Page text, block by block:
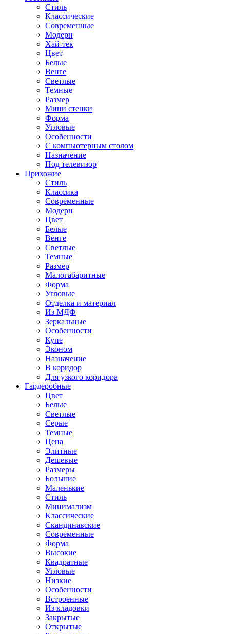
Стиль
Классические
Современные
Модерн
Хай-тек
Цвет
Белые
Венге
Светлые
Темные
Размер
Мини стенки
Форма
Угловые
Особенности
С компьютерным столом
Назначение
Под телевизор
Прихожие
Стиль
Классика
Современные
Модерн
Цвет
Белые
Венге
Светлые
Темные
Размер
Малогабаритные
Форма
Угловые
Отделка и материал
Из МДФ
Зеркальные
Особенности
Купе
Эконом
Назначение
В коридор
Для узкого коридора
Гардеробные
Цвет
Белые
Светлые
Серые
Темные
Цена
Элитные
Дешевые
Размеры
Большие
Маленькие
Стиль
Минимализм
Классические
Скандинавские
Современные
Форма
Высокие
Квадратные
Угловые
Низкие
Особенности
Встроенные
Из кладовки
Закрытые
Открытые